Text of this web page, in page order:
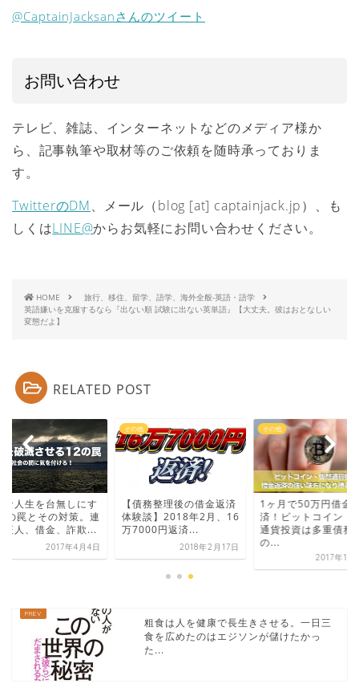
@CaptainJacksanさんのツイート
お問い合わせ
テレビ、雑誌、インターネットなどのメディア様か
ら、記事執筆や取材等のご依頼を随時承っておりま
す。
TwitterのDM、メール（blog [at] captainjack.jp）、も
しくはLINE@からお気軽にお問い合わせください。
HOME
旅行、移住、留学、語学、海外全般-英語・語学
英語嫌いを克服するなら『出ない順 試験に出ない英単語』【大丈夫。彼はおとなしい
変態だよ】
RELATED POST
な人生を台無しにす
の罠とその対策。連
証人、借金、詐欺...
2017年4月4日
その他
【債務整理後の借金返済
体験談】2018年2月、16
万7000円返済...
2018年2月17日
その他
1ヶ月で50万円借金
済！ビットコイン・
通貨投資は多重債務
の...
2017年11
粗食は人を健康で長生きさせる。一日三
食を広めたのはエジソンが儲けたかっ
た...